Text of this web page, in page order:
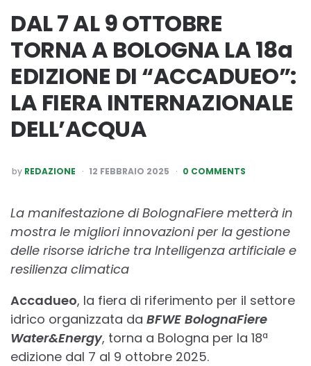
DAL 7 AL 9 OTTOBRE
TORNA A BOLOGNA LA 18a
EDIZIONE DI “ACCADUEO”:
LA FIERA INTERNAZIONALE
DELL’ACQUA
POSTED
BY
by REDAZIONE 12 FEBBRAIO 2025 0 COMMENTS
La manifestazione di BolognaFiere metterà in
mostra le migliori innovazioni per la gestione
delle risorse idriche tra Intelligenza artificiale e
resilienza climatica
Accadueo, la fiera di riferimento per il settore
idrico organizzata da BFWE BolognaFiere
Water&Energy, torna a Bologna per la 18ª
edizione dal 7 al 9 ottobre 2025.